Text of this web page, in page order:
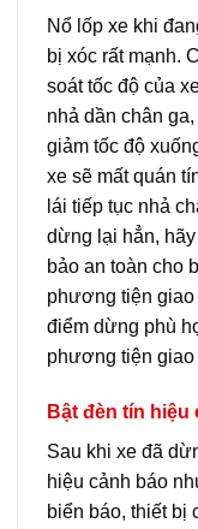
Nổ lốp xe khi
bị xóc rất mạnh.
soát tốc độ của
nhả dần chân
giảm tốc độ
xe sẽ mất quán
lái tiếp tục nhả
dừng lại hẳn,
bảo an toàn cho
phương tiện giao
điểm dừng phù
phương tiện giao
Bật đèn tín hiệu
Sau khi xe đã
hiệu cảnh báo
biển báo, thiết bị